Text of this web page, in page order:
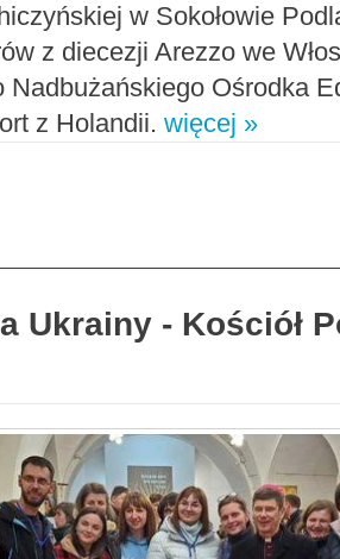
w Sokołowie
z diecezji Arezzo we
Nadbużańskiego Ośrodka
z Holandii. więcej »
Ukrainy - Kościół